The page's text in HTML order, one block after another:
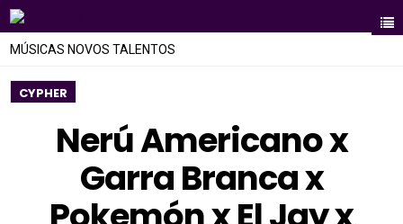
MÚSICAS NOVOS TALENTOS
CYPHER
Nerú Americano x
Garra Branca x